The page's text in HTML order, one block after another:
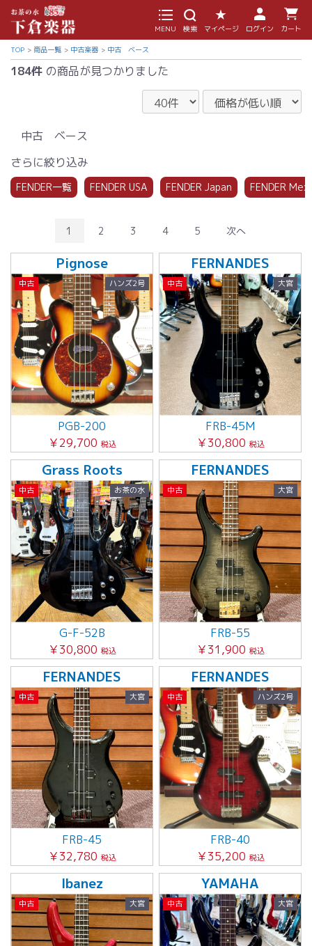
MENU 検索 マイページ ログイン カート
TOP 商品一覧 中古楽器 中古 ベース
184件 の商品が見つかりました
中古 ベース
さらに絞り込み
FENDER一覧 FENDER USA FENDER Japan FENDER
1 2 3 4 5 次へ
Pignose
中古 ハンズ2号
PGB-200
￥29,700 税込
FERNANDES
中古 大宮
FRB-45M
￥30,800 税込
Grass Roots
中古 お茶の水
G-F-52B
￥30,800 税込
FERNANDES
中古 大宮
FRB-55
￥31,900 税込
FERNANDES
中古 大宮
FRB-45
￥32,780 税込
FERNANDES
中古 ハンズ2号
FRB-40
￥35,200 税込
Ibanez
中古 大宮
YAMAHA
中古 大宮